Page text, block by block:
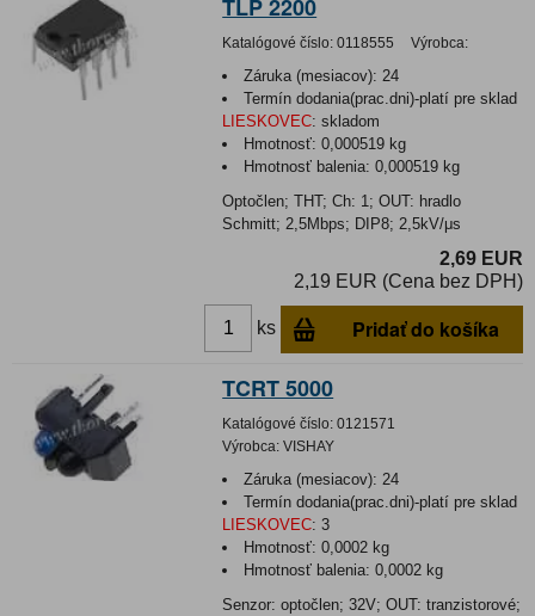
TLP 2200
Katalógové číslo: 0118555 Výrobca:
Záruka (mesiacov): 24
Termín dodania(prac.dni)-platí pre sklad
LIESKOVEC: skladom
Hmotnosť:0,000519 kg
Hmotnosť balenia:0,000519 kg
Optočlen; THT; Ch: 1; OUT: hradlo
Schmitt; 2,5Mbps; DIP8; 2,5kV/μs
2,69 EUR
2,19 EUR (Cena bez DPH)
ks Pridať do košíka
TCRT 5000
Katalógové číslo: 0121571
Výrobca: VISHAY
Záruka (mesiacov): 24
Termín dodania(prac.dni)-platí pre sklad
LIESKOVEC: 3
Hmotnosť:0,0002 kg
Hmotnosť balenia:0,0002 kg
Senzor: optočlen; 32V; OUT: tranzistorové;